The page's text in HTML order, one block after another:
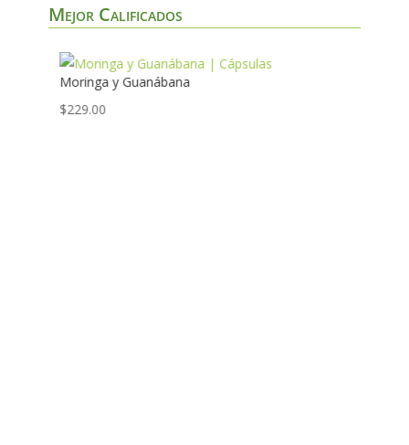
Mejor Calificados
Moringa y Guanábana
229.00